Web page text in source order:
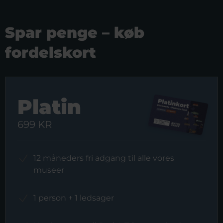
Spar penge – køb
fordelskort
Platin
699 KR
12 måneders fri adgang til alle vores
museer
1 person + 1 ledsager